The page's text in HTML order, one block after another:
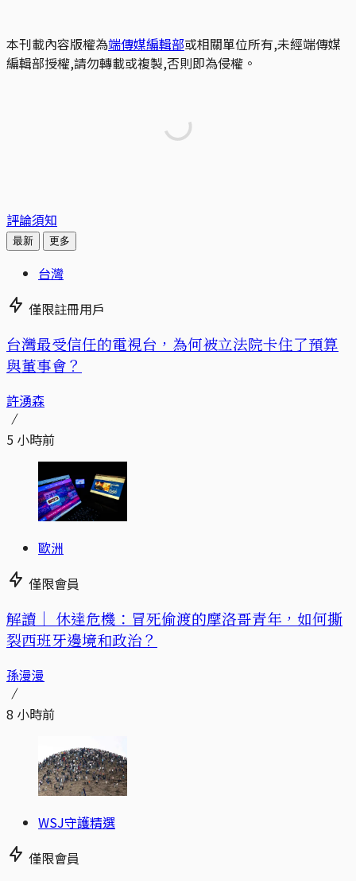
本刊載內容版權為端傳媒編輯部或相關單位所有,未經端傳媒
編輯部授權,請勿轉載或複製,否則即為侵權。
評論須知
最新 更多
台灣
僅限註冊用戶
台灣最受信任的電視台，為何被立法院卡住了預算
與董事會？
許湧森
5 小時前
歐洲
僅限會員
解讀｜ 休達危機：冒死偷渡的摩洛哥青年，如何撕
裂西班牙邊境和政治？
孫漫漫
8 小時前
WSJ守護精選
僅限會員